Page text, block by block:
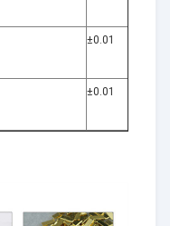
±0.01
±0.01